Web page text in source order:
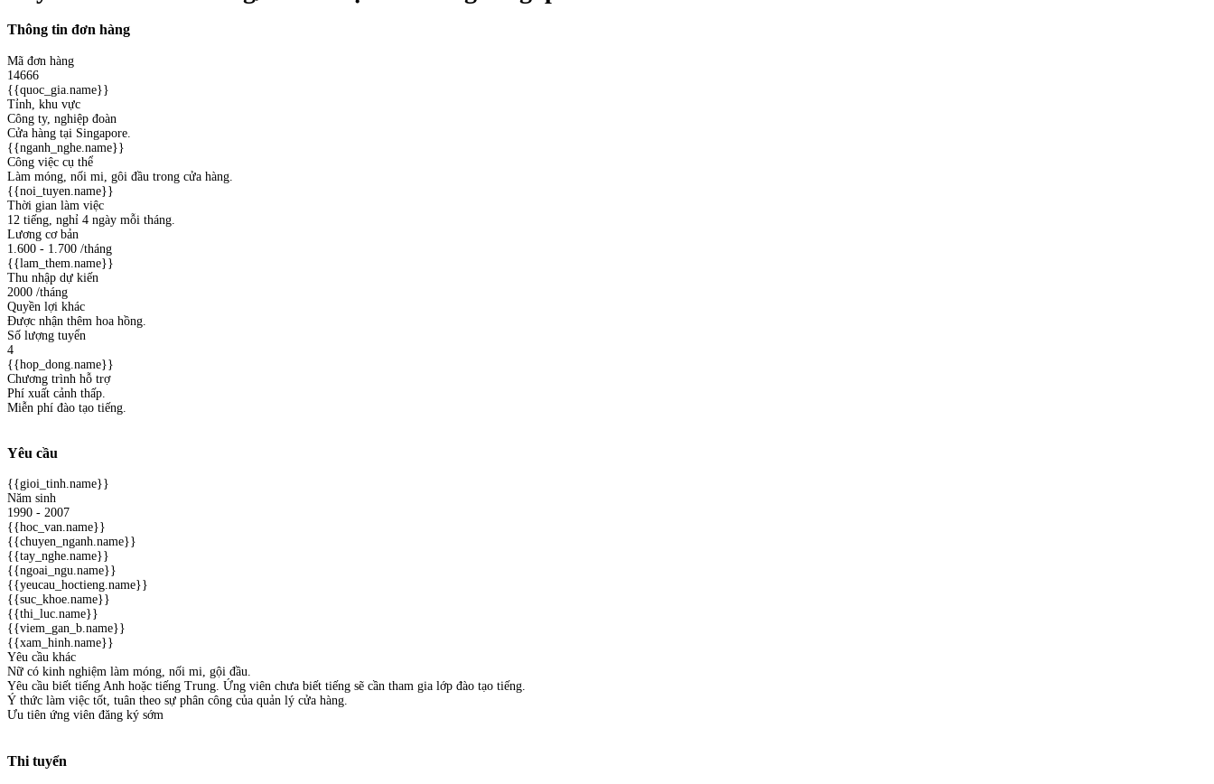
Thông tin đơn hàng
Mã đơn hàng
14666
{{quoc_gia.name}}
Tỉnh, khu vực
Công ty, nghiệp đoàn
Cửa hàng tại Singapore.
{{nganh_nghe.name}}
Công việc cụ thể
Làm móng, nối mi, gôi đầu trong cửa hàng.
{{noi_tuyen.name}}
Thời gian làm việc
12 tiếng, nghỉ 4 ngày mỗi tháng.
Lương cơ bản
1.600 - 1.700 /tháng
{{lam_them.name}}
Thu nhập dự kiến
2000 /tháng
Quyền lợi khác
Được nhận thêm hoa hồng.
Số lượng tuyển
4
{{hop_dong.name}}
Chương trình hỗ trợ
Phí xuất cảnh thấp.
Miễn phí đào tạo tiếng.
Yêu cầu
{{gioi_tinh.name}}
Năm sinh
1990 - 2007
{{hoc_van.name}}
{{chuyen_nganh.name}}
{{tay_nghe.name}}
{{ngoai_ngu.name}}
{{yeucau_hoctieng.name}}
{{suc_khoe.name}}
{{thi_luc.name}}
{{viem_gan_b.name}}
{{xam_hinh.name}}
Yêu cầu khác
Nữ có kinh nghiệm làm móng, nối mi, gội đầu.
Yêu cầu biết tiếng Anh hoặc tiếng Trung. Ứng viên chưa biết tiếng sẽ cần tham gia lớp đào tạo tiếng.
Ý thức làm việc tốt, tuân theo sự phân công của quản lý cửa hàng.
Ưu tiên ứng viên đăng ký sớm
Thi tuyển